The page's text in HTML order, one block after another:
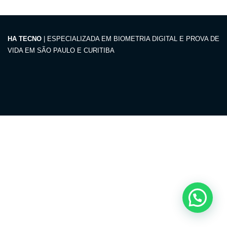
HA TECNO | ESPECIALIZADA EM BIOMETRIA DIGITAL E PROVA DE
VIDA EM SÃO PAULO E CURITIBA